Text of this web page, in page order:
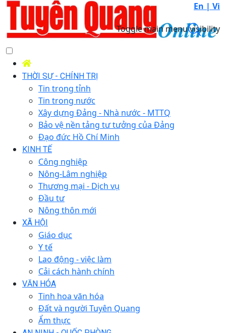
En | Vi
Toggle main menu visibility
THỜI SỰ - CHÍNH TRỊ
Tin trong tỉnh
Tin trong nước
Xây dựng Đảng - Nhà nước - MTTQ
Bảo vệ nền tảng tư tưởng của Đảng
Đạo đức Hồ Chí Minh
KINH TẾ
Công nghiệp
Nông-Lâm nghiệp
Thương mại - Dịch vụ
Đầu tư
Nông thôn mới
XÃ HỘI
Giáo dục
Y tế
Lao động - việc làm
Cải cách hành chính
VĂN HÓA
Tinh hoa văn hóa
Đất và người Tuyên Quang
Ẩm thực